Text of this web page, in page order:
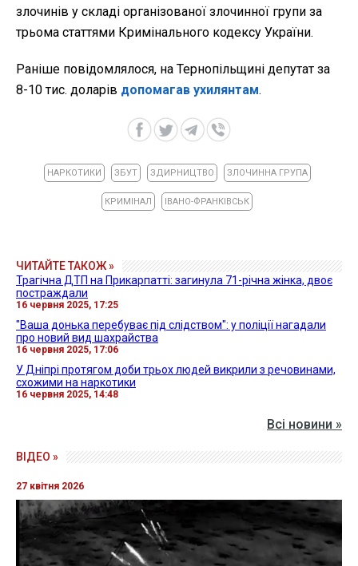
злочинів у складі організованої злочинної групи за
трьома статтями Кримінального кодексу України.
Раніше повідомлялося, на Тернопільщині депутат за
8-10 тис. доларів допомагав ухилянтам.
НАРКОТИКИ ЗБУТ ЗДИРНИЦТВО ЗЛОЧИННА ГРУПА
КРИМІНАЛ ІВАНО-ФРАНКІВСЬК
ЧИТАЙТЕ ТАКОЖ »
Трагічна ДТП на Прикарпатті: загинула 71-річна жінка, двоє
постраждали
16 червня 2025, 17:25
"Ваша донька перебуває під слідством": у поліції нагадали
про новий вид шахрайства
16 червня 2025, 17:06
У Дніпрі протягом доби трьох людей викрили з речовинами,
схожими на наркотики
16 червня 2025, 14:48
Всі новини »
ВІДЕО »
27 квітня 2026